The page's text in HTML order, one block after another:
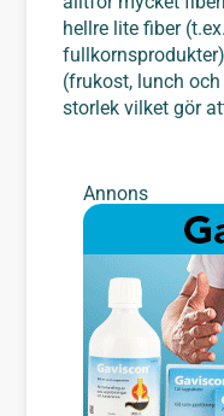
hellre lite fiber
(frukost, lunch
storlek vilket gör
Annons